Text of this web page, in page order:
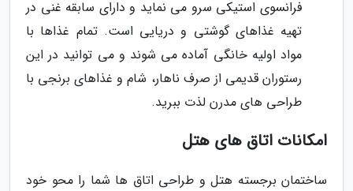
فرانسوی استیکی سرو می نماید و دارای سابقه غنی در
تهیه غذاهای گوشتی و دریایی است. تمام غذاها با
مواد اولیه خانگی آماده می شوند و می توانید در این
رستوران قدیمی از صرف ناهار، شام و غذاهای برنجی با
طراحی های مدرن لذت ببرید.
امکانات اتاق های هتل
ساختمان برجسته هتل و طراحی اتاق ها شما را محو خود